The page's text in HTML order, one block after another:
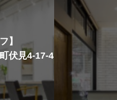
】
伏見4-17-4